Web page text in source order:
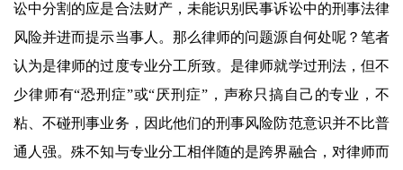
讼中分割的应是合法财产，未能识别民事诉讼中的刑事法律
风险并进而提示当事人。那么律师的问题源自何处呢？笔者
认为是律师的过度专业分工所致。是律师就学过刑法，但不
少律师有“恐刑症”或“厌刑症”，声称只搞自己的专业，不
粘、不碰刑事业务，因此他们的刑事风险防范意识并不比普
通人强。殊不知与专业分工相伴随的是跨界融合，对律师而